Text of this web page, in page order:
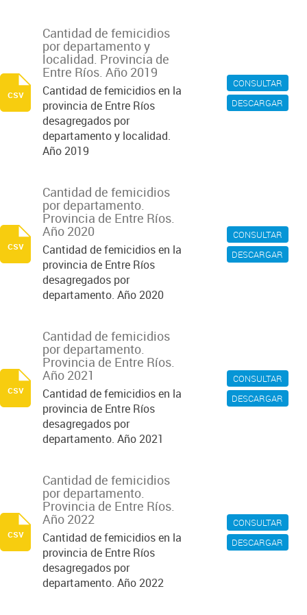
CONSULTAR
DESCARGAR
Cantidad de femicidios
por departamento y
localidad. Provincia de
Entre Ríos. Año 2019
Cantidad de femicidios en la
provincia de Entre Ríos
desagregados por
departamento y localidad.
Año 2019
csv
CONSULTAR
DESCARGAR
Cantidad de femicidios
por departamento.
Provincia de Entre Ríos.
Año 2020
Cantidad de femicidios en la
provincia de Entre Ríos
desagregados por
departamento. Año 2020
csv
CONSULTAR
DESCARGAR
Cantidad de femicidios
por departamento.
Provincia de Entre Ríos.
Año 2021
Cantidad de femicidios en la
provincia de Entre Ríos
desagregados por
departamento. Año 2021
csv
CONSULTAR
DESCARGAR
Cantidad de femicidios
por departamento.
Provincia de Entre Ríos.
Año 2022
Cantidad de femicidios en la
provincia de Entre Ríos
desagregados por
departamento. Año 2022
csv